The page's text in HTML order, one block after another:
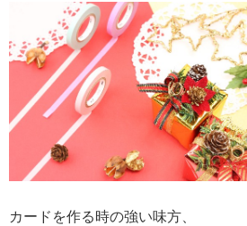
カードを作る時の強い味方、